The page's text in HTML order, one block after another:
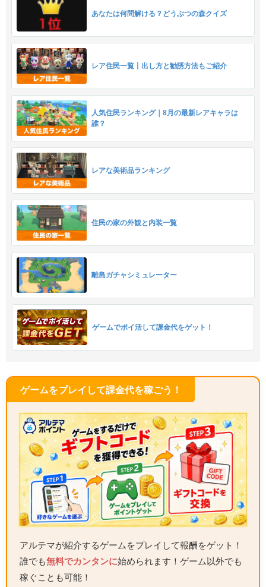
あなたは何問解ける？どうぶつの森クイズ
レア住民一覧丨出し方と勧誘方法もご紹介
人気住民ランキング｜8月の最新レアキャラは
誰？
レアな美術品ランキング
住民の家の外観と内装一覧
離島ガチャシミュレーター
ゲームでポイ活して課金代をゲット！
ゲームをプレイして課金代を稼ごう！
アルテマが紹介するゲームをプレイして報酬をゲット！
誰でも無料でカンタンに始められます！ゲーム以外でも
稼ぐことも可能！